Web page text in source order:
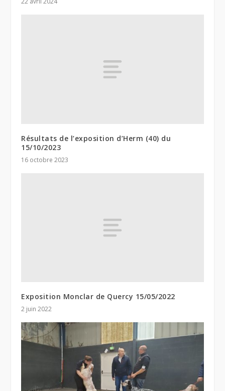
Résultats de l’exposition d’Herm (40) du
15/10/2023
16 octobre 2023
Exposition Monclar de Quercy 15/05/2022
2 juin 2022